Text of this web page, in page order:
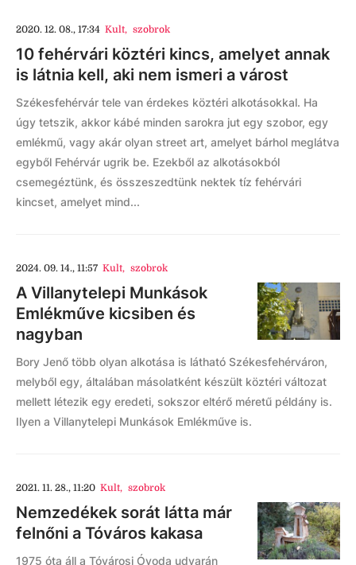
2020. 12. 08., 17:34 Kult, szobrok
10 fehérvári köztéri kincs, amelyet annak
is látnia kell, aki nem ismeri a várost
Székesfehérvár tele van érdekes köztéri alkotásokkal. Ha
úgy tetszik, akkor kábé minden sarokra jut egy szobor, egy
emlékmű, vagy akár olyan street art, amelyet bárhol meglátva
egyből Fehérvár ugrik be. Ezekből az alkotásokból
csemegéztünk, és összeszedtünk nektek tíz fehérvári
kincset, amelyet mind...
2024. 09. 14., 11:57 Kult, szobrok
A Villanytelepi Munkások
Emlékműve kicsiben és
nagyban
Bory Jenő több olyan alkotása is látható Székesfehérváron,
melyből egy, általában másolatként készült köztéri változat
mellett létezik egy eredeti, sokszor eltérő méretű példány is.
Ilyen a Villanytelepi Munkások Emlékműve is.
2021. 11. 28., 11:20 Kult, szobrok
Nemzedékek sorát látta már
felnőni a Tóváros kakasa
1975 óta áll a Tóvárosi Óvoda udvarán